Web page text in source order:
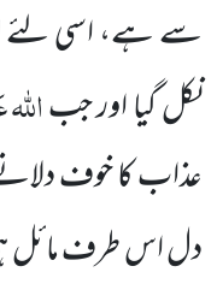
سے ہے، اسی
نکل گیا اور جباللہ
عذاب کا خوف
دل اس طرف مائل